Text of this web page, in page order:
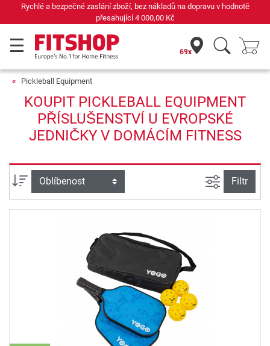
Rychlé a bezpečné zaslání zboží, bez nákladů na dopravu v hodnotě
přesahující4 000,00 Kč
69x
Pickleball Equipment
KOUPIT PICKLEBALL EQUIPMENT
PŘÍSLUŠENSTVÍ U EVROPSKÉ
JEDNIČKY V DOMÁCÍM FITNESS
Třídění Filtrovat
Filtr